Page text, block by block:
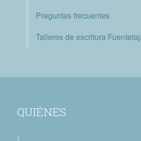
Preguntas frecuentes
Talleres de escritura
QUIÉNES